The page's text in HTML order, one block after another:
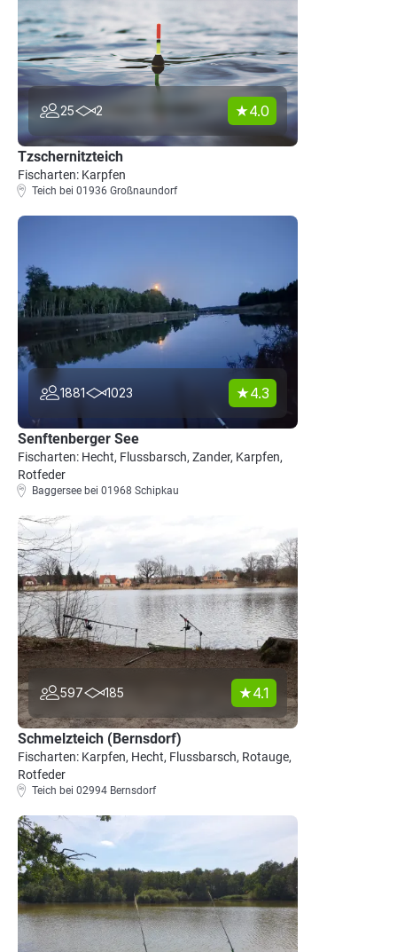
25 2 4.0
Tzschernitzteich
Fischarten: Karpfen
Teich bei 01936 Großnaundorf
1881 1023 4.3
Senftenberger See
Fischarten: Hecht, Flussbarsch, Zander, Karpfen,
Rotfeder
Baggersee bei 01968 Schipkau
597 185 4.1
Schmelzteich (Bernsdorf)
Fischarten: Karpfen, Hecht, Flussbarsch, Rotauge,
Rotfeder
Teich bei 02994 Bernsdorf